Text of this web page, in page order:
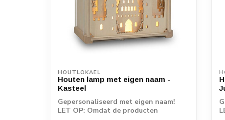
HOUTLOKAEL
Houten lamp met eigen naam -
Kasteel
Gepersonaliseerd met eigen naam!
LET OP: Omdat de producten